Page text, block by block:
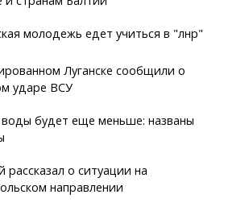
молодежь едет учиться в "лнр"
Луганске сообщили о
ударе ВСУ
будет еще меньше: названы
рассказал о ситуации на
направлении